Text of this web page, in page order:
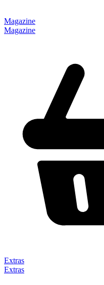
Magazine
Magazine
Extras
Extras